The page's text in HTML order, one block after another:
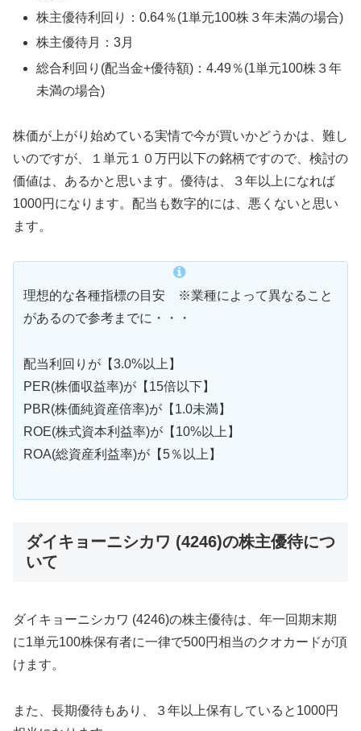
株主優待利回り：0.64％(1単元100株３年未満の場合)
株主優待月：3月
総合利回り(配当金+優待額)：4.49％(1単元100株３年
未満の場合)
株価が上がり始めている実情で今が買いかどうかは、難し
いのですが、１単元１０万円以下の銘柄ですので、検討の
価値は、あるかと思います。優待は、３年以上になれば
1000円になります。配当も数字的には、悪くないと思い
ます。
理想的な各種指標の目安 ※業種によって異なること
があるので参考までに・・・
配当利回りが【3.0%以上】
PER(株価収益率)が【15倍以下】
PBR(株価純資産倍率)が【1.0未満】
ROE(株式資本利益率)が【10%以上】
ROA(総資産利益率)が【5％以上】
ダイキョーニシカワ (4246)の株主優待につ
いて
ダイキョーニシカワ (4246)の株主優待は、年一回期末期
に1単元100株保有者に一律で500円相当のクオカードが頂
けます。
また、長期優待もあり、３年以上保有していると1000円